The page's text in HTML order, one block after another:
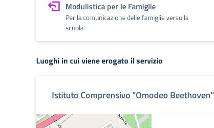
Modulistica per le Famiglie
Per la comunicazione delle famiglie verso la
scuola
Luoghi in cui viene erogato il servizio
Istituto Comprensivo "Omodeo Beethoven"